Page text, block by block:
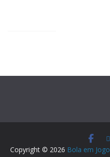
Copyright © 2026 Bola em Jogo